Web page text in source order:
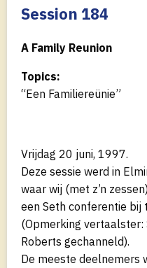
Session 184
A Family Reunion
Topics:
“Een Familiereünie”
Vrijdag 20 juni, 1997.
Deze sessie werd in
waar wij (met z’n
een Seth conferentie bij
(Opmerking vertaalster:
Roberts gechanneld).
De meeste deelnemers